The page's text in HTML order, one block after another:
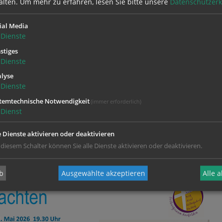
Kreuz, Fleckendorf
Mai 2026 18.30 Uhr
bei der Gstaltner-Kapelle, Fleckendorf
2026 17.00 Uhr
07229/87128
Media
Dienste
Dienste
Dienste
Notwendigkeit (immer erforderlich)
Dienst
Dienste aktivieren oder deaktivieren
Schalter können Sie alle Dienste aktivieren oder deaktivieren.
Ausgewählte akzeptieren Alle